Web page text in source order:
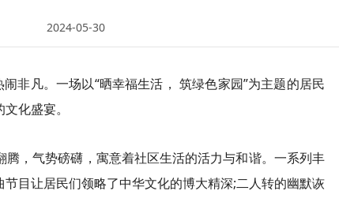
2024-05-30
非凡。一场以“晒幸福生活， 筑绿色家园”为主题的居民
化盛宴。
，气势磅礴，寓意着社区生活的活力与和谐。一系列丰
目让居民们领略了中华文化的博大精深;二人转的幽默诙